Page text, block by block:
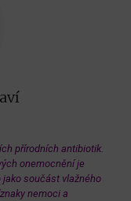
přírodních antibiotik.
onemocnění je
jako součást vlažného
nemoci a